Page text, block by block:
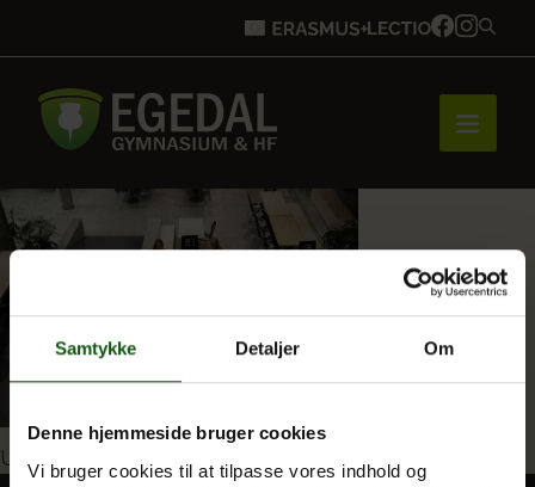
Samtykke Detaljer Om
Denne hjemmeside bruger cookies
Vi bruger cookies til at tilpasse vores indhold og
Forside
Bliv elev
Indlægsnavigation
Udgivet i